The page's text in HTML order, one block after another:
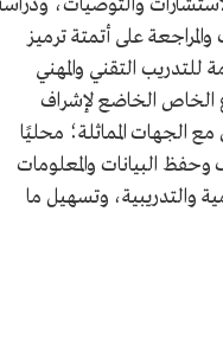
والتوصيات،
على أتمتة ترميز
للتدريب التقني والمهني
الخاص الخاضع لإشراف
الجهات المماثلة؛ محليًا
البيانات والمعلومات
والتدريبية، وتسهيل ما